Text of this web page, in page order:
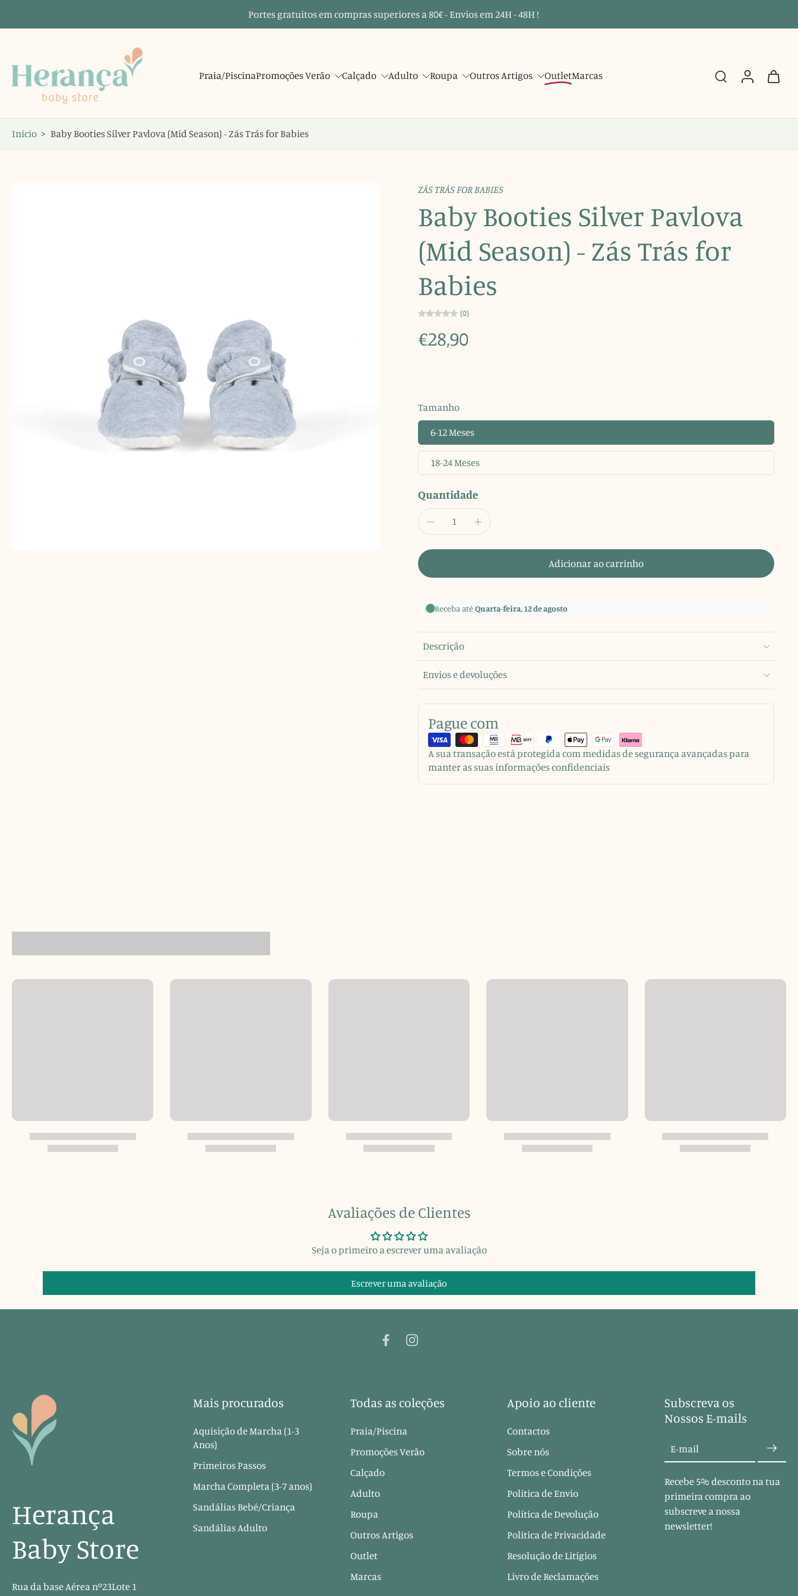
para
Portes gratuitos em compras superiores a 80€ - Envios em 24H - 48H !
Praia/PiscinaPromoções Verão Calçado Adulto Roupa Outros Artigos OutletMarcas
Início > Baby Booties Silver Pavlova (Mid Season) - Zás Trás for Babies
ZÁS TRÁS FOR BABIES
Baby Booties Silver Pavlova
(Mid Season) - Zás Trás for
Babies
(0)
€28,90
Tamanho
6-12 Meses
18-24 Meses
Quantidade
Adicionar ao carrinho
Receba atéQuarta-feira, 12 de agosto
Descrição
Envios e devoluções
Pague com
A sua transação está protegida com medidas de segurança avançadas para
manter as suas informações confidenciais
Avaliações de Clientes
Seja o primeiro a escrever uma avaliação
Escrever uma avaliação
Herança
Baby Store
Rua da base Aérea nº23Lote 1
Mais procurados
Aquisição de Marcha (1-3
Anos)
Primeiros Passos
Marcha Completa (3-7 anos)
Sandálias Bebé/Criança
Sandálias Adulto
Todas as coleções
Praia/Piscina
Promoções Verão
Calçado
Adulto
Roupa
Outros Artigos
Outlet
Marcas
Apoio ao cliente
Contactos
Sobre nós
Termos e Condições
Política de Envio
Política de Devolução
Política de Privacidade
Resolução de Litígios
Livro de Reclamações
Subscreva os
Nossos E-mails
E-mail
Recebe 5% desconto na tua
primeira compra ao
subscreve a nossa
newsletter!